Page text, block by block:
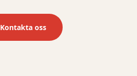
Kontakta oss